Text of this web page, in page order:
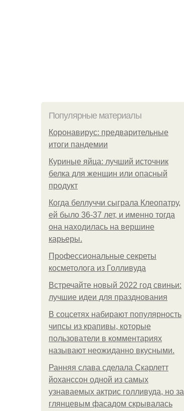
Популярные материалы
Коронавирус: предварительные
итоги пандемии
Куриные яйца: лучший источник
белка для женщин или опасный
продукт
Когда беллуччи сыграла Клеопатру,
ей было 36-37 лет, и именно тогда
она находилась на вершине
карьеры.
Профессиональные секреты
косметолога из Голливуда
Встречайте новый 2022 год свиньи:
лучшие идеи для празднования
В соцсетях набирают популярность
чипсы из крапивы, которые
пользователи в комментариях
называют неожиданно вкусными.
Ранняя слава сделала Скарлетт
йоханссон одной из самых
узнаваемых актрис голливуда, но за
глянцевым фасадом скрывалась